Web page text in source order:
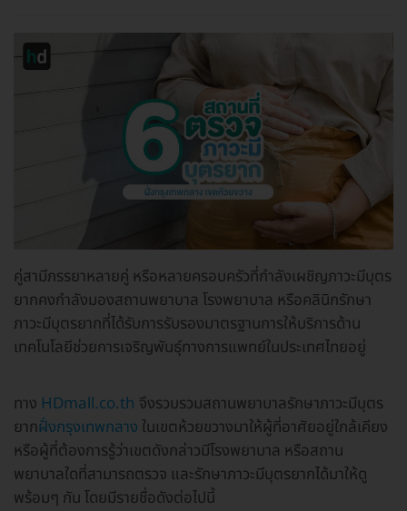
คู่สามีภรรยาหลายคู่ หรือหลายครอบครัวที่กำลังเผชิญภาวะมีบุตร
ยากคงกำลังมองสถานพยาบาล โรงพยาบาล หรือคลินิกรักษา
ภาวะมีบุตรยากที่ได้รับการรับรองมาตรฐานการให้บริการด้าน
เทคโนโลยีช่วยการเจริญพันธุ์ทางการแพทย์ในประเทศไทยอยู่
ทาง HDmall.co.th จึงรวบรวมสถานพยาบาลรักษาภาวะมีบุตร
ยากฝั่งกรุงเทพกลาง ในเขตห้วยขวางมาให้ผู้ที่อาศัยอยู่ใกล้เคียง
หรือผู้ที่ต้องการรู้ว่าเขตดังกล่าวมีโรงพยาบาล หรือสถาน
พยาบาลใดที่สามารถตรวจ และรักษาภาวะมีบุตรยากได้มาให้ดู
พร้อมๆ กัน โดยมีรายชื่อดังต่อไปนี้